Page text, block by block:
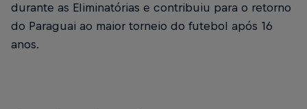
durante as Eliminatórias e contribuiu para o retorno
do Paraguai ao maior torneio do futebol após 16
anos.